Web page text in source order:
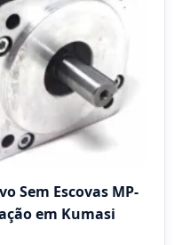
Sem Escovas MP-
em Kumasi